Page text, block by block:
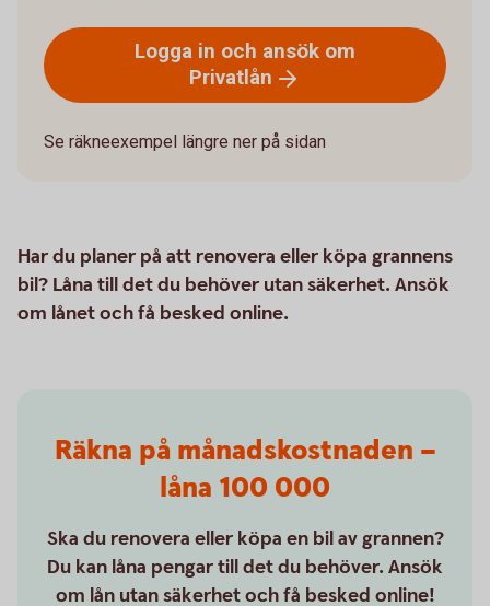
Logga in och ansök om
Privatlån
Se räkneexempel längre ner på sidan
Har du planer på att renovera eller köpa grannens
bil? Låna till det du behöver utan säkerhet. Ansök
om lånet och få besked online.
Räkna på månadskostnaden –
låna 100 000
Ska du renovera eller köpa en bil av grannen?
Du kan låna pengar till det du behöver. Ansök
om lån utan säkerhet och få besked online!